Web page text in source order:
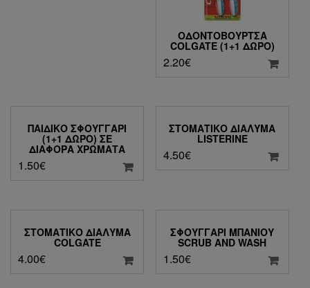
ΟΔΟΝΤΌΒΟΥΡΤΣΑ
COLGATE (1+1 ΔΏΡΟ)
2.20€
ΠΑΙΔΙΚΌ ΣΦΟΥΓΓΆΡΙ
(1+1 ΔΏΡΟ) ΣΕ
ΔΙΆΦΟΡΑ ΧΡΏΜΑΤΑ
1.50€
ΣΤΟΜΑΤΙΚΌ ΔΙΆΛΥΜΑ
LISTERINE
4.50€
ΣΤΟΜΑΤΙΚΌ ΔΙΆΛΥΜΑ
COLGATE
4.00€
ΣΦΟΥΓΓΆΡΙ ΜΠΆΝΙΟΥ
SCRUB AND WASH
1.50€